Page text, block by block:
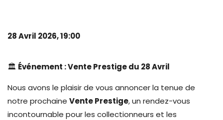
28 Avril 2026, 19:00
🏛️ Événement : Vente Prestige du 28 Avril
Nous avons le plaisir de vous annoncer la tenue de
notre prochaine Vente Prestige, un rendez-vous
incontournable pour les collectionneurs et les